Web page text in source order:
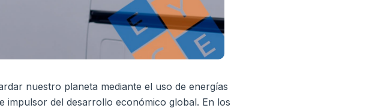
nuestro planeta mediante el uso de energías
impulsor del desarrollo económico global. En los